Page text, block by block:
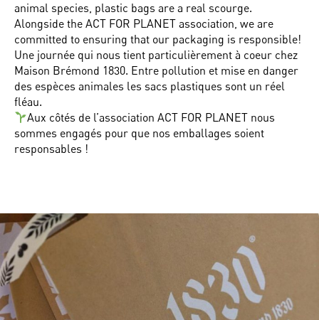
animal species, plastic bags are a real scourge.
Alongside the ACT FOR PLANET association, we are
committed to ensuring that our packaging is responsible!
Une journée qui nous tient particulièrement à coeur chez
Maison Brémond 1830. Entre pollution et mise en danger
des espèces animales les sacs plastiques sont un réel
fléau.
Aux côtés de l’association ACT FOR PLANET nous
sommes engagés pour que nos emballages soient
responsables !